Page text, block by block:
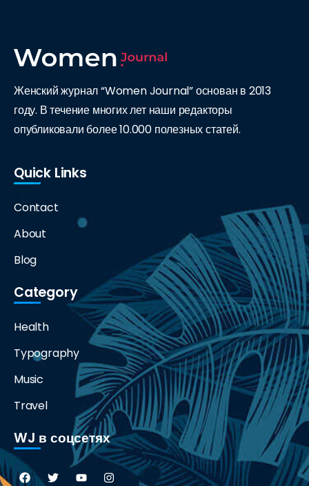
Женский журнал “Women Journal” основан в 2013
году. В течение многих лет наши редакторы
опубликовали более 10.000 полезных статей.
Quick Links
Contact
About
Blog
Category
Health
Typography
Music
Travel
WJ в соцсетях